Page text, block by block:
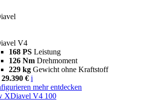
V4
168 PS Leistung
126 Nm Drehmoment
229 kg Gewicht ohne Kraftstoff
€ i
mehr entdecken
XDiavel V4 100